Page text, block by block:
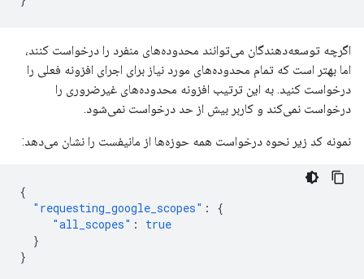
اگرچه توسعه‌دهندگان می‌توانند محدوده‌های منفرد را درخواست کنند،
اما بهتر است که تمام محدوده‌های مورد نیاز برای اجرای افزونه فعلی را
درخواست کنید. به این ترتیب افزونه محدوده‌های غیرضروری را
درخواست نمی‌کند و کاربر بیش از حد درخواست نمی‌شود.
نمونه کد زیر نحوه درخواست همه حوزه‌ها از مانیفست را نشان می‌دهد:
{
"requesting_google_scopes" :
{
"all_scopes" :
true
}
}